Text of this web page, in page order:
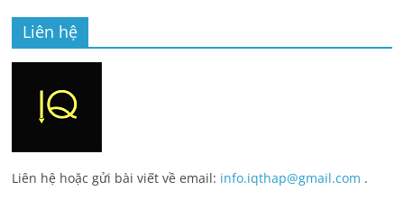
Liên hệ
Liên hệ hoặc gửi bài viết về email: info.iqthap@gmail.com .